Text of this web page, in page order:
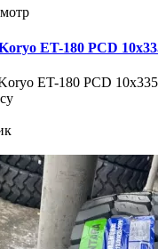
ET-180 PCD
ET-180 PCD